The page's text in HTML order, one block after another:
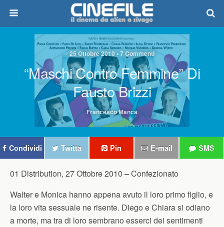
25 Ottobre 2010 • 7 Commenti
“Maschi Contro Femmine” Di
Fausto Brizzi
Francesco Manca
Condividi Twitta Pin E-mail SMS
01 Distribution, 27 Ottobre 2010 –Confezionato
Walter e Monica hanno appena avuto il loro primo figlio, e
la loro vita sessuale ne risente. Diego e Chiara si odiano
a morte, ma tra di loro sembrano esserci dei sentimenti